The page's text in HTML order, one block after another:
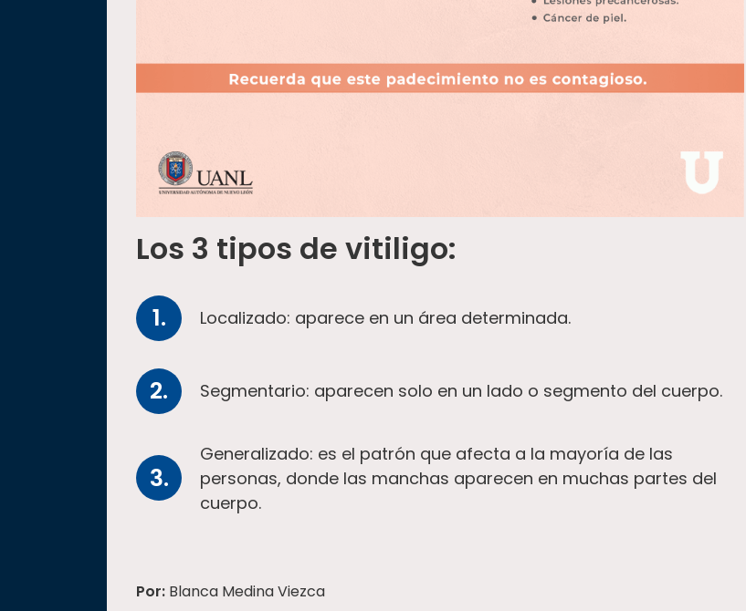
Los 3 tipos de vitiligo:
Localizado: aparece en un área determinada.
Segmentario: aparecen solo en un lado o segmento del cuerpo.
Generalizado: es el patrón que afecta a la mayoría de las
personas, donde las manchas aparecen en muchas partes del
cuerpo.
Por: Blanca Medina Viezca